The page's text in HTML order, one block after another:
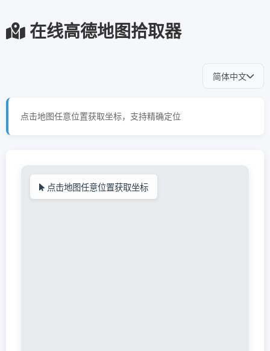
在线高德地图拾取器
简体中文
点击地图任意位置获取坐标，支持精确定位
点击地图任意位置获取坐标